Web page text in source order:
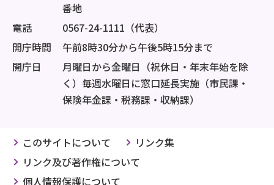
番地
電話
0567-24-1111（代表）
開庁時間
午前8時30分から午後5時15分まで
開庁日
月曜日から金曜日（祝休日・年末年始を除
く）毎週水曜日に窓口延長実施（市民課・
保険年金課・税務課・収納課）
このサイトについて
リンク集
リンク及び著作権について
個人情報保護について